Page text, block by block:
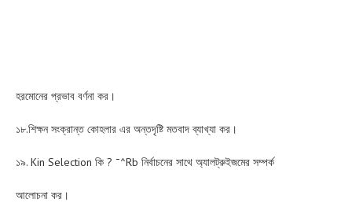
হরমোনের প্রভাব বর্ণনা কর।
১৮.শিক্ষন সংক্রান্ত কোহলার এর অন্তদৃষ্টি মতবাদ ব্যাখ্যা কর।
১৯. Kin Selection কি ? ¯^Rb নির্বাচনের সাথে অ্যালট্রুইজমের সম্পর্ক
আলোচনা কর।